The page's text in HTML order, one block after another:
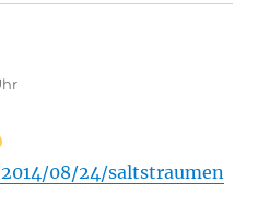
08/24/saltstraumen